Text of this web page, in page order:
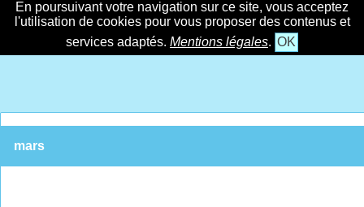
En poursuivant votre navigation sur ce site, vous acceptez
l'utilisation de cookies pour vous proposer des contenus et
services adaptés. Mentions légales. OK
mars